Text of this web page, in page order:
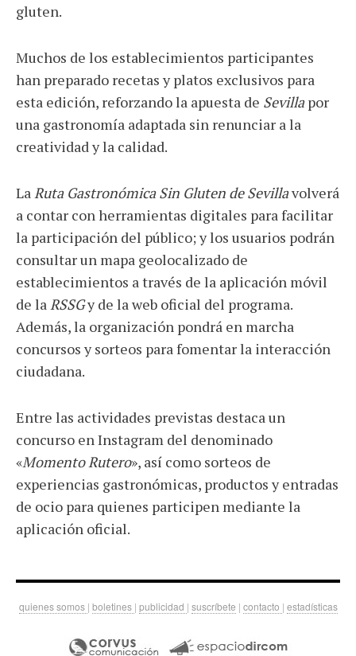
gluten.
Muchos de los establecimientos participantes
han preparado recetas y platos exclusivos para
esta edición, reforzando la apuesta de Sevillapor
una gastronomía adaptada sin renunciar a la
creatividad y la calidad.
La Ruta Gastronómica Sin Gluten de Sevillavolverá
a contar con herramientas digitales para facilitar
la participación del público; y los usuarios podrán
consultar un mapa geolocalizado de
establecimientos a través de la aplicación móvil
de la RSSGy de la web oficial del programa.
Además, la organización pondrá en marcha
concursos y sorteos para fomentar la interacción
ciudadana.
Entre las actividades previstas destaca un
concurso en Instagram del denominado
«Momento Rutero», así como sorteos de
experiencias gastronómicas, productos y entradas
de ocio para quienes participen mediante la
aplicación oficial.
quienes somos | boletines | publicidad | suscríbete | contacto | estadísticas